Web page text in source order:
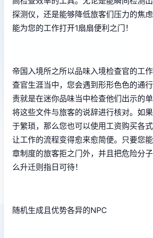
探测仪，还是能够降低旅客们压力的焦
能为您的工作打开1扇扇便利之门！
帝国入境所之所以品味入境检查官的工
查官生涯当中，您会遇到形形色色的通
责就是在迷你品味当中检查他们出示的
将这些文件与旅客的说辞进行核对。如
于繁琐，那么您也可以使用工资购买各式
让工作的流程变得愈来愈简便。只要您
章制度的旅客拒之门外，并且把危险分
么升迁则指日可待！
随机生成且优势各异的NPC